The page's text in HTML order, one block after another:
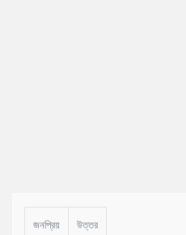
Sidebar
জনপ্রিয় উত্তর